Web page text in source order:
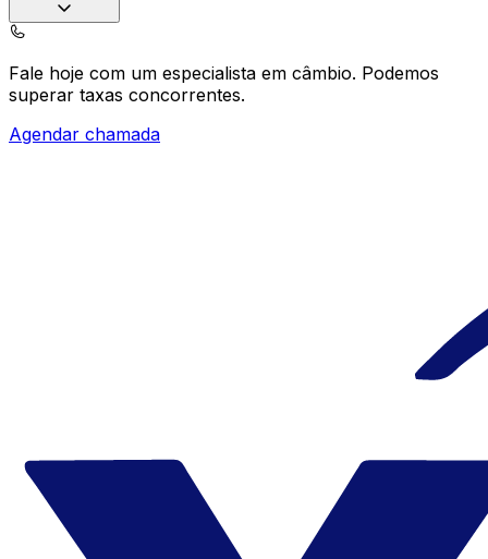
Fale hoje com um especialista em câmbio. Podemos
superar taxas concorrentes.
Agendar chamada